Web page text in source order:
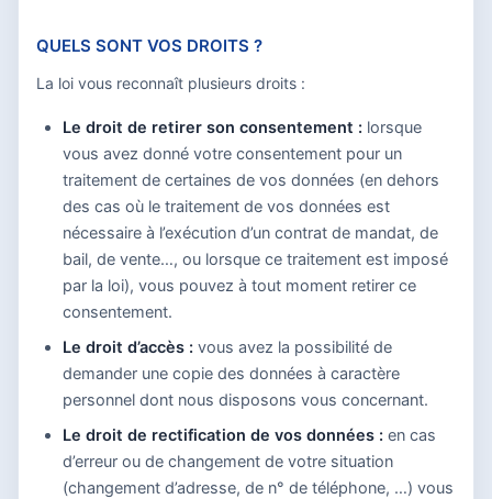
QUELS SONT VOS DROITS ?
La loi vous reconnaît plusieurs droits :
Le droit de retirer son consentement : lorsque
vous avez donné votre consentement pour un
traitement de certaines de vos données (en dehors
des cas où le traitement de vos données est
nécessaire à l’exécution d’un contrat de mandat, de
bail, de vente…, ou lorsque ce traitement est imposé
par la loi), vous pouvez à tout moment retirer ce
consentement.
Le droit d’accès : vous avez la possibilité de
demander une copie des données à caractère
personnel dont nous disposons vous concernant.
Le droit de rectification de vos données : en cas
d’erreur ou de changement de votre situation
(changement d’adresse, de n° de téléphone, …) vous